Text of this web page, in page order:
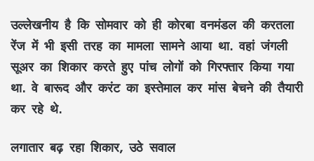
उल्लेखनीय है कि सोमवार को ही कोरबा वनमंडल की करतला
रेंज में भी इसी तरह का मामला सामने आया था. वहां जंगली
सूअर का शिकार करते हुए पांच लोगों को गिरफ्तार किया गया
था. वे बारूद और करंट का इस्तेमाल कर मांस बेचने की तैयारी
कर रहे थे.
लगातार बढ़ रहा शिकार, उठे सवाल